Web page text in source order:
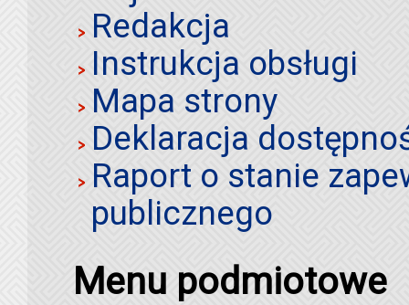
Redakcja
Instrukcja obsługi
Mapa strony
Deklaracja
Raport o stanie
publicznego
Menu podmiotowe